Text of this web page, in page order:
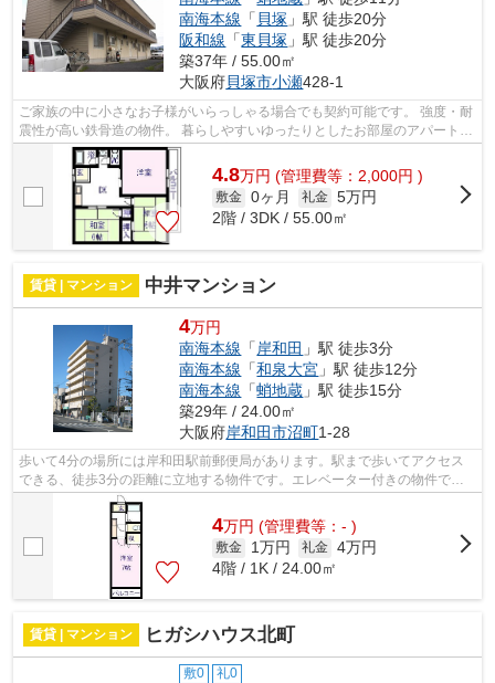
南海本線 「 貝塚 」駅 徒歩20分
阪和線 「東貝塚 」駅 徒歩20分
築37年 / 55.00㎡
大阪府貝塚市小瀬428-1
ご家族の中に小さなお子様がいらっしゃる場合でも契約可能です。 強度・耐
震性が高い鉄骨造の物件。 暮らしやすいゆったりとしたお部屋のアパートで
す。 バルコニー付きで、利便性の高...
4.8万円 (管理費等：2,000円 )
敷金 0ヶ月 礼金 5万円
2階 / 3DK / 55.00㎡
賃貸 | マンション 中井マンション
4万円
南海本線 「岸和田 」駅 徒歩3分
南海本線 「和泉大宮 」駅 徒歩12分
南海本線 「蛸地蔵 」駅 徒歩15分
築29年 / 24.00㎡
大阪府岸和田市沼町1-28
歩いて4分の場所には岸和田駅前郵便局があります。駅まで歩いてアクセス
できる、徒歩3分の距離に立地する物件です。エレベーター付きの物件で
す。こちらの物件はマンションです。大起...
4万円 (管理費等：- )
敷金 1万円 礼金 4万円
4階 / 1K / 24.00㎡
賃貸 | マンション ヒガシハウス北町
敷0 礼0